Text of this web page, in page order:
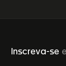
Inscreva-se